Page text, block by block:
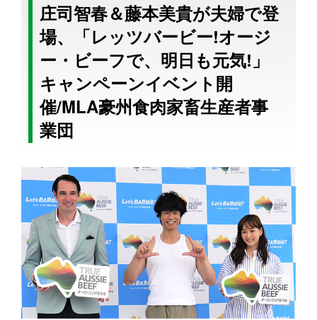
庄司智春＆藤本美貴が夫婦で登
場、「レッツバービー!オージ
ー・ビーフで、明日も元気!」
キャンペーンイベント開
催/MLA豪州食肉家畜生産者事
業団